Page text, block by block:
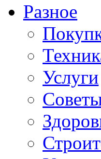
Разное
Услуги